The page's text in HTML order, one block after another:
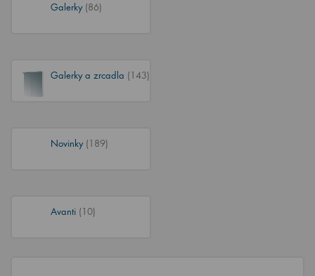
Galerky (86)
Galerky a zrcadla (143)
Novinky (189)
Avanti (10)